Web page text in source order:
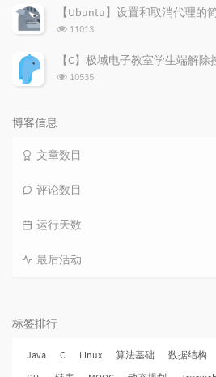
次
【Ubuntu】设置和取消代理的
浏
次
数:
11013
【C】极域电子教室学生端解除
浏
10535
博客信息
文章数目
评论数目
运行天数
最后活动
标签排行
Java C Linux 算法基础 数据结构